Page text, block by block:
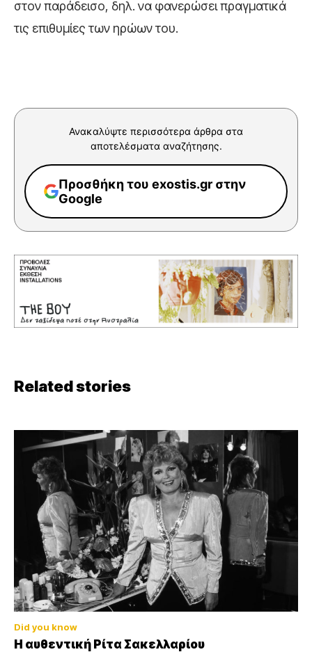
στον παράδεισο, δηλ. να φανερώσει πραγματικά
τις επιθυμίες των ηρώων του.
Ανακαλύψτε περισσότερα άρθρα στα
αποτελέσματα αναζήτησης.
Προσθήκη του exostis.gr στην
Google
Related stories
Did you know
Η αυθεντική Ρίτα Σακελλαρίου